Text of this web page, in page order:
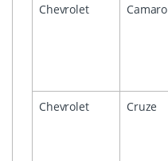
Chevrolet Camaro
Chevrolet Cruze